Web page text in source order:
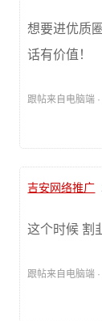
想要进优质
话有价值！
跟帖来自电脑端
吉安网络推广
这个时候 割
跟帖来自电脑端